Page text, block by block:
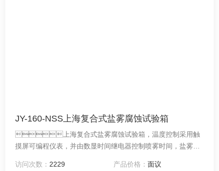
JY-160-NSS上海复合式盐雾腐蚀试验箱
上海复合式盐雾腐蚀试验箱，温度控制采用触
摸屏可编程仪表，并由数显时间继电器控制喷雾时间，盐雾、
访问次数： 2229 产品价格： 面议